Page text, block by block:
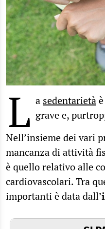
L a sedentarietà
grave e,
Nell’insieme dei vari
mancanza di attività
è quello relativo alle
cardiovascolari. Tra
importanti è data dall’